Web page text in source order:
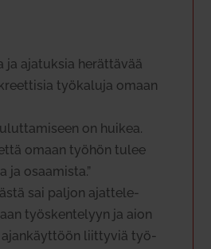
ja aja­tuksia herät­tävää
työ­kaluja omaan
on huikea.
omaan työhön tulee
ja osaa­mista.”
sai paljon ajat­te­le­
työs­ken­telyyn ja aion
ajan­käyttöön liit­tyviä työ­